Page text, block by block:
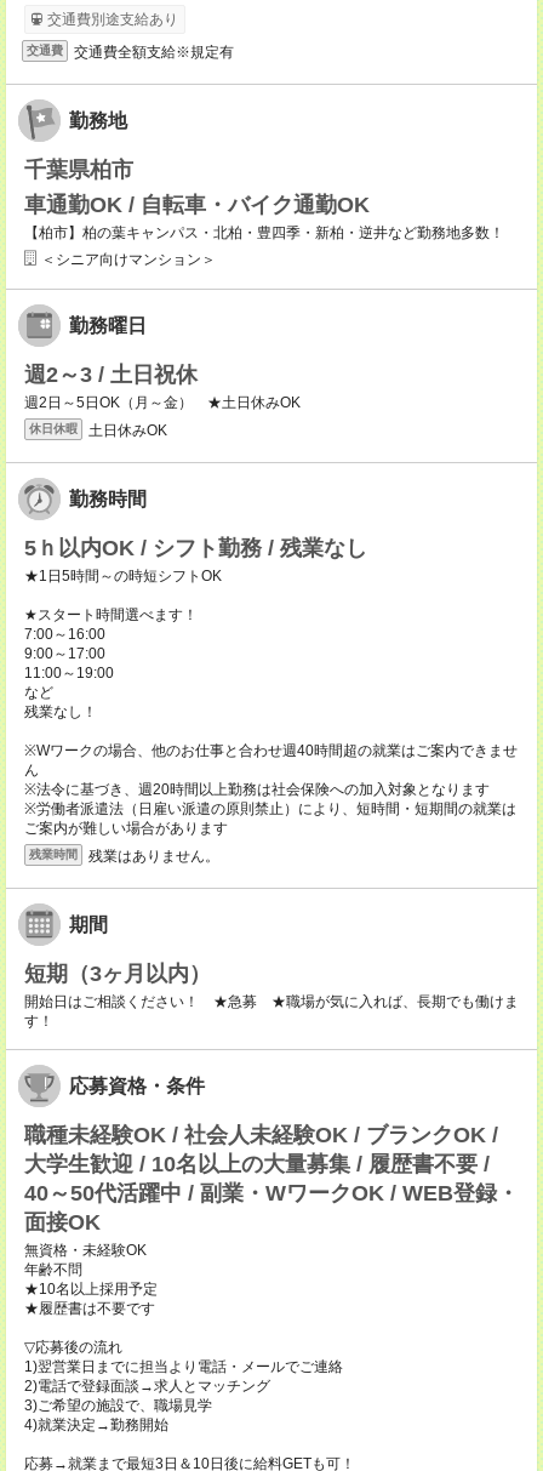
交通費別途支給あり
交通費 交通費全額支給※規定有
勤務地
千葉県柏市
車通勤OK / 自転車・バイク通勤OK
【柏市】柏の葉キャンパス・北柏・豊四季・新柏・逆井など勤務地多数！
＜シニア向けマンション＞
勤務曜日
週2～3 / 土日祝休
週2日～5日OK（月～金） ★土日休みOK
休日休暇 土日休みOK
勤務時間
5ｈ以内OK / シフト勤務 / 残業なし
★1日5時間～の時短シフトOK
★スタート時間選べます！
7:00～16:00
9:00～17:00
11:00～19:00
など
残業なし！
※Wワークの場合、他のお仕事と合わせ週40時間超の就業はご案内できませ
ん
※法令に基づき、週20時間以上勤務は社会保険への加入対象となります
※労働者派遣法（日雇い派遣の原則禁止）により、短時間・短期間の就業は
ご案内が難しい場合があります
残業時間 残業はありません。
期間
短期（3ヶ月以内）
開始日はご相談ください！ ★急募 ★職場が気に入れば、長期でも働けま
す！
応募資格・条件
職種未経験OK / 社会人未経験OK / ブランクOK /
大学生歓迎 / 10名以上の大量募集 / 履歴書不要 /
40～50代活躍中 / 副業・WワークOK / WEB登録・
面接OK
無資格・未経験OK
年齢不問
★10名以上採用予定
★履歴書は不要です
▽応募後の流れ
1)翌営業日までに担当より電話・メールでご連絡
2)電話で登録面談→求人とマッチング
3)ご希望の施設で、職場見学
4)就業決定→勤務開始
応募→就業まで最短3日＆10日後に給料GETも可！